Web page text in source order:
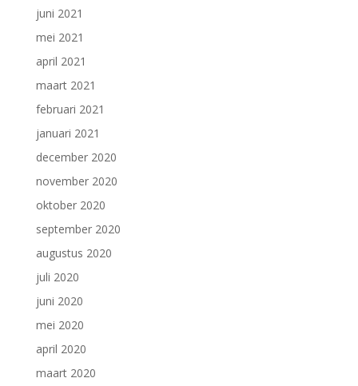
juni 2021
mei 2021
april 2021
maart 2021
februari 2021
januari 2021
december 2020
november 2020
oktober 2020
september 2020
augustus 2020
juli 2020
juni 2020
mei 2020
april 2020
maart 2020